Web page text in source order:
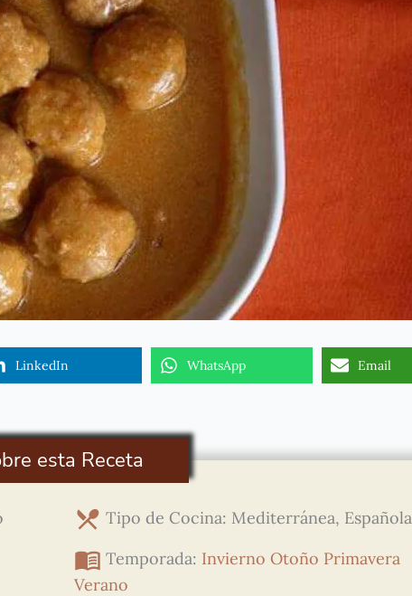
LinkedIn WhatsApp Email
esta Receta
Tipo de Cocina: Mediterránea, Española
Temporada: Invierno Otoño Primavera
Verano